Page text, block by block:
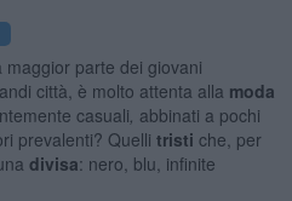
parte dei giovani
città, è molto attenta alla moda
casuali abbinati a pochi
prevalenti? Quelli tristi che, per
divisa: nero, blu, infinite